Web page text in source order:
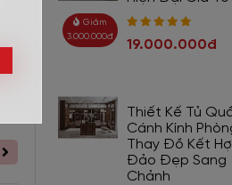
Giảm
3.000.000đ
19.000.000đ
Thiết Kế Tủ
Cánh Kính
Thay Đồ Kết
Đảo Đẹp Sang
Chảnh